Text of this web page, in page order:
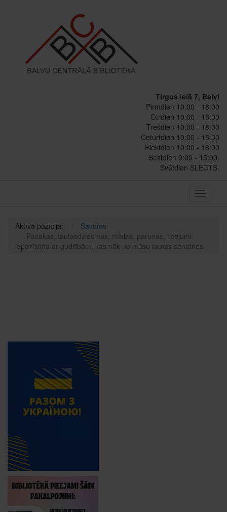
Tirgus ielā 7, Balvi
Pirmdien 10:00 - 18:00
Otrdien 10:00 - 18:00
Trešdien 10:00 - 18:00
Ceturtdien 10:00 - 18:00
Piektdien 10:00 - 18:00
Sestdien 9:00 - 15:00.
Svētdien SLĒGTS.
Toggle
Aktīvā pozīcija:
Sākums
Pasakas, tautasdziesmas, mīklas, parunas, ticējumi
iepazīstina ar gudrībām, kas nāk no mūsu tautas senatnes